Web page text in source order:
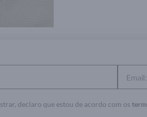
declaro que estou de acordo com os